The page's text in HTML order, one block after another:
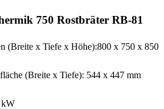
750 Rostbräter RB-81
(Breite x Tiefe x Höhe):800 x 750 x 850
(Breite x Tiefe): 544 x 447 mm
kW